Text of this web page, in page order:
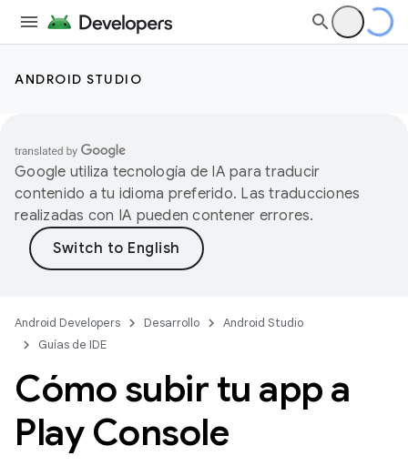
ANDROID STUDIO
Google utiliza tecnología de IA para traducir
contenido a tu idioma preferido. Las traducciones
realizadas con IA pueden contener errores.
Android Developers Desarrollo
Android Studio
Guías de IDE
Cómo subir tu app a
Play Console